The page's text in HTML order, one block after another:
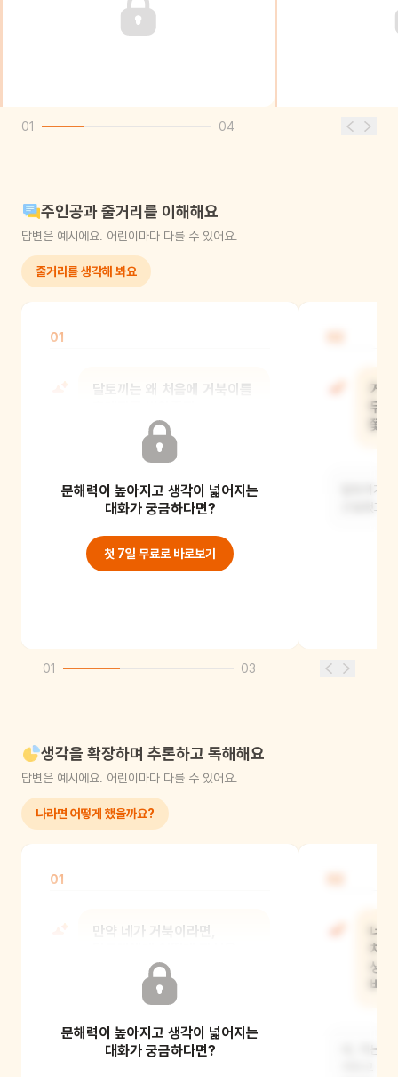
01 04
주인공과 줄거리를 이해해요
답변은 예시에요. 어린이마다 다를 수 있어요.
줄거리를 생각해 봐요
01
달토끼는 왜 처음에 거북이를
않았을까요?
달토끼는 토끼만 될 수 있다고 생각해서
그런 거 같아요.
문해력이 높아지고 생각이 넓어지는
대화가 궁금하다면?
첫 7일 무료로 바로보기
거
무
쫓
달토끼가
간절했고,
01 03
생각을 확장하며 추론하고 독해해요
답변은 예시에요. 어린이마다 다를 수 있어요.
나라면 어떻게 했을까요?
01
만약 네가 거북이라면,
증명했을 것 같나요?
저는 달토끼 할아버지를 위해 맛있는 별
떡을 더 많이 만들어서 제 손재주를
문해력이 높아지고 생각이 넓어지는
대화가 궁금하다면?
너
처
생
바
네, 저는